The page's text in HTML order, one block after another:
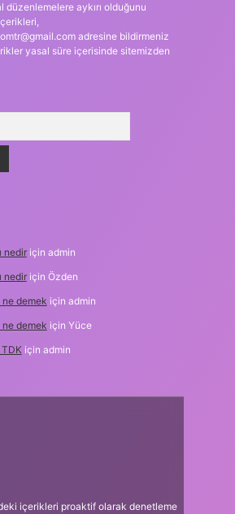
düzenlemelere aykırı olduğunu
adresine bildirmeniz
yasal süre içerisinde sitemizden
nediriçin admin
nediriçin Özden
demek için admin
demek için Yüce
TDKiçin admin
içerikleri proaktif olarak denetleme